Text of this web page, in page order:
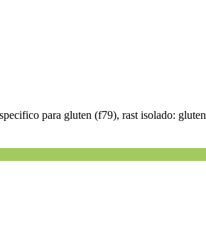
para gluten (f79), rast isolado: gluten